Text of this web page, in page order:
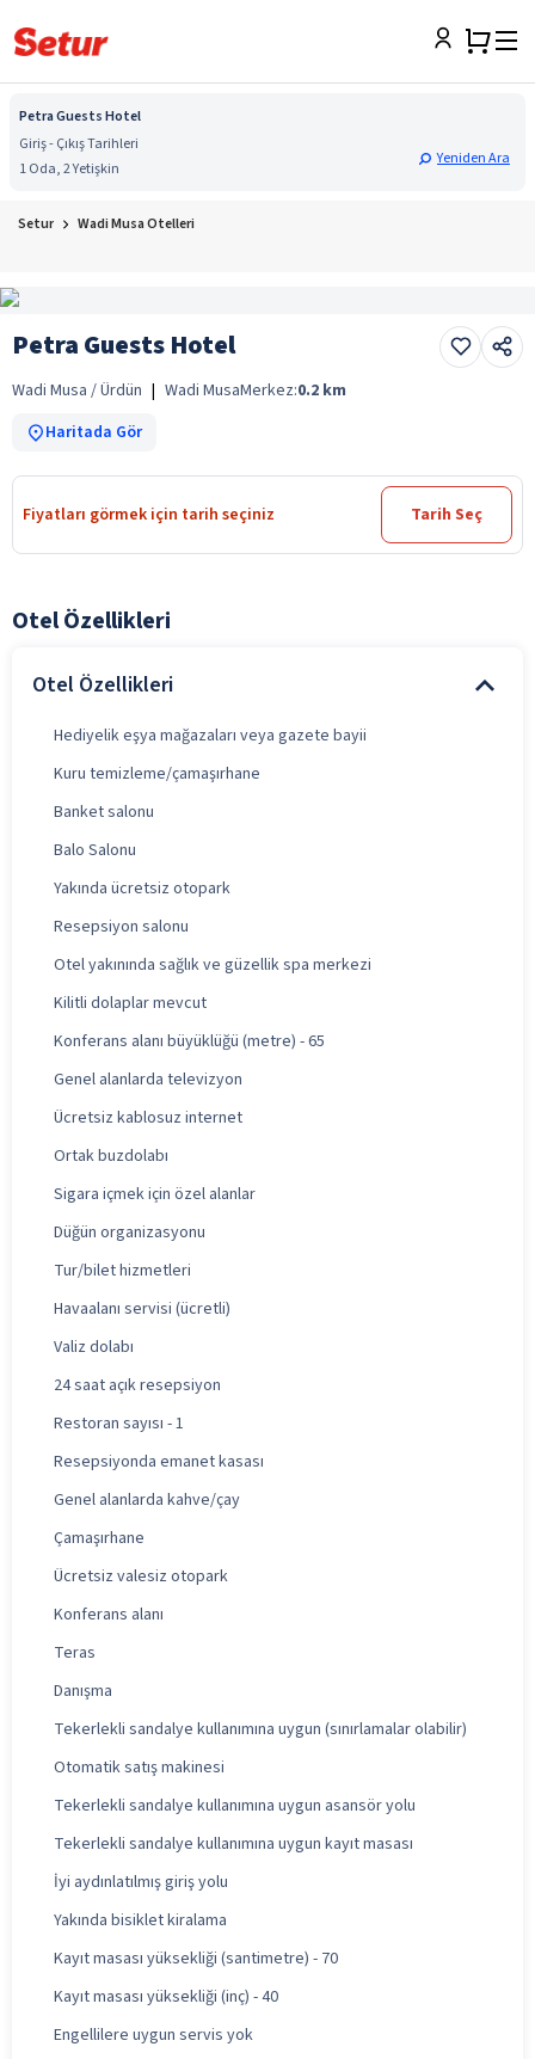
Petra Guests Hotel
Giriş - Çıkış Tarihleri
1 Oda, 2 Yetişkin
Yeniden Ara
Setur Wadi Musa Otelleri
Petra Guests Hotel
Wadi Musa / Ürdün | Wadi MusaMerkez:0.2 km
Haritada Gör
Fiyatları görmek için tarih seçiniz Tarih Seç
Otel Özellikleri
Otel Özellikleri
Hediyelik eşya mağazaları veya gazete bayii
Kuru temizleme/çamaşırhane
Banket salonu
Balo Salonu
Yakında ücretsiz otopark
Resepsiyon salonu
Otel yakınında sağlık ve güzellik spa merkezi
Kilitli dolaplar mevcut
Konferans alanı büyüklüğü (metre) - 65
Genel alanlarda televizyon
Ücretsiz kablosuz internet
Ortak buzdolabı
Sigara içmek için özel alanlar
Düğün organizasyonu
Tur/bilet hizmetleri
Havaalanı servisi (ücretli)
Valiz dolabı
24 saat açık resepsiyon
Restoran sayısı - 1
Resepsiyonda emanet kasası
Genel alanlarda kahve/çay
Çamaşırhane
Ücretsiz valesiz otopark
Konferans alanı
Teras
Danışma
Tekerlekli sandalye kullanımına uygun (sınırlamalar olabilir)
Otomatik satış makinesi
Tekerlekli sandalye kullanımına uygun asansör yolu
Tekerlekli sandalye kullanımına uygun kayıt masası
İyi aydınlatılmış giriş yolu
Yakında bisiklet kiralama
Kayıt masası yüksekliği (santimetre) - 70
Kayıt masası yüksekliği (inç) - 40
Engellilere uygun servis yok